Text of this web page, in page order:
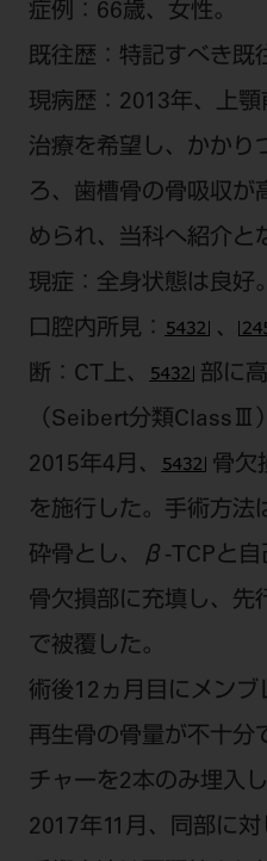
症例：66歳、女性。
既往歴：特記すべき既
現病歴：2013年、上
治療を希望し、かかり
ろ、歯槽骨の骨吸収が
められ、当科へ紹介と
現症：全身状態は良好。
口腔内所見：
、
断：CT上、
部に
（Seibert分類ClassⅢ
2015年4月、
骨欠
を施行した。手術方法
砕骨とし、β-TCPと自
骨欠損部に充填し、先
で被覆した。
術後12ヵ月目にメンブ
再生骨の骨量が不十分
チャーを2本のみ埋入し
2017年11月、同部に対